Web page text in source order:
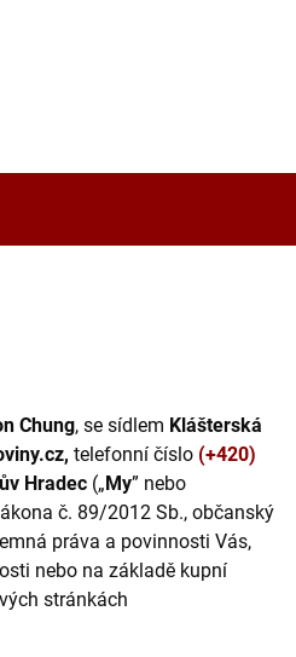
Chung, se sídlem Klášterská
telefonní číslo (+420)
Hradec („My” nebo
č. 89/2012 Sb., občanský
práva a povinnosti Vás,
nebo na základě kupní
stránkách